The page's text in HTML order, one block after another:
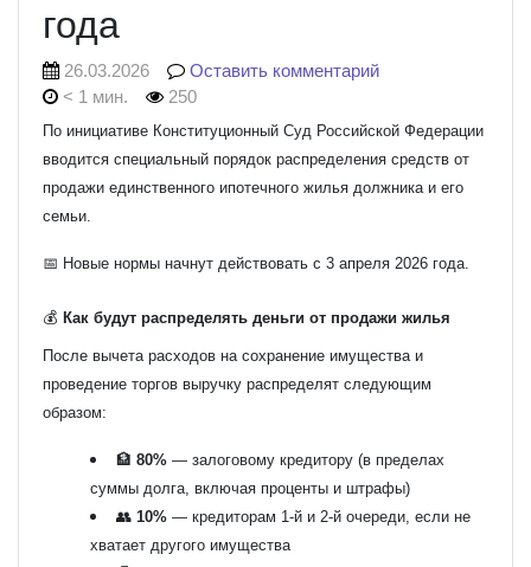
года
26.03.2026
Оставить комментарий
< 1 мин.
250
По инициативе Конституционный Суд Российской Федерации
вводится специальный порядок распределения средств от
продажи единственного ипотечного жилья должника и его
семьи.
📅 Новые нормы начнут действовать с 3 апреля 2026 года.
💰 Как будут распределять деньги от продажи жилья
После вычета расходов на сохранение имущества и
проведение торгов выручку распределят следующим
образом:
🏦 80% — залоговому кредитору (в пределах
суммы долга, включая проценты и штрафы)
👥 10% — кредиторам 1-й и 2-й очереди, если не
хватает другого имущества